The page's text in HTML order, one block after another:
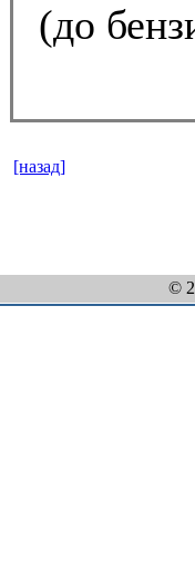
(до
[назад]
©